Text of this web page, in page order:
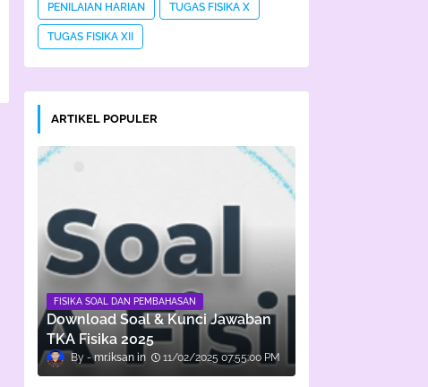
PENILAIAN HARIAN TUGAS FISIKA X
TUGAS FISIKA XII
ARTIKEL POPULER
FISIKA SOAL DAN PEMBAHASAN
Download Soal & Kunci Jawaban
TKA Fisika 2025
mr.iksan 11/02/2025 07:55:00 PM